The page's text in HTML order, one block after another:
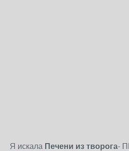
Я искала Печени из творога-